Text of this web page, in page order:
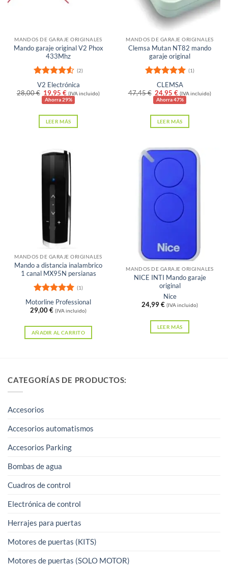
elegir
en
la
página
de
producto
MANDOS DE GARAJE ORIGINALES
Mando garaje original V2 Phox
433Mhz
Valorado
con4.5
de 5
(2)
V2 Electrónica
28,00€ El
precio
era:
28,00 €.
19,95€El
precio
es:
19,95 €.
(IVA incluido)
Ahorra 29%
LEER MÁS
Sin existencias
MANDOS DE GARAJE ORIGINALES
Clemsa Mutan NT82 mando
garaje original
Valorado
con5de 5
(1)
CLEMSA
47,45€ El
precio
era:
47,45 €.
24,95€El
precio
es:
24,95 €.
(IVA incluido)
Ahorra 47%
LEER MÁS
MANDOS DE GARAJE ORIGINALES
Mando a distancia inalambrico
1 canal MX95N persianas
Valorado
con 5 de 5
(1)
Motorline Professional
29,00€ (IVA incluido)
AÑADIR AL CARRITO
Sin existencias
MANDOS DE GARAJE ORIGINALES
NICE INTI Mando garaje
original
Nice
24,99€ (IVA incluido)
LEER MÁS
CATEGORÍAS DE PRODUCTOS:
Accesorios
Accesorios automatismos
Accesorios Parking
Bombas de agua
Cuadros de control
Electrónica de control
Herrajes para puertas
Motores de puertas (KITS)
Motores de puertas (SOLO MOTOR)